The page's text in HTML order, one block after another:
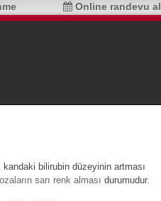
Online randevu al
kandaki bilirubin düzeyinin artması
sarı renk alması durumudur.